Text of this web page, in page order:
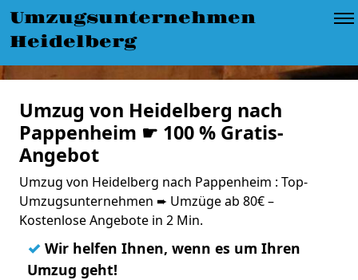
Umzugsunternehmen
Heidelberg
Umzug von Heidelberg nach
Pappenheim ☛ 100 % Gratis-
Angebot
Umzug von Heidelberg nach Pappenheim : Top-
Umzugsunternehmen ➨ Umzüge ab 80€ –
Kostenlose Angebote in 2 Min.
✓ Wir helfen Ihnen, wenn es um Ihren
Umzug geht!